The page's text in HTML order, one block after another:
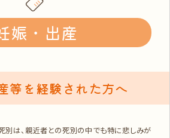
娠・出産
等を経験された方へ
別は、親近者との死別の中でも特に悲しみが